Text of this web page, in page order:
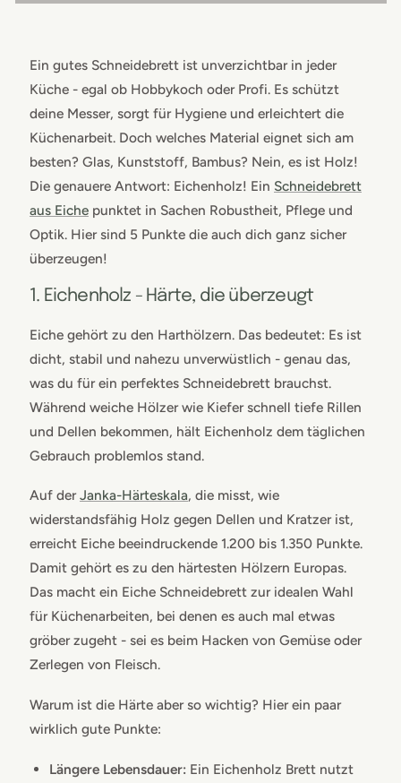
Ein gutes Schneidebrett ist unverzichtbar in jeder
Küche - egal ob Hobbykoch oder Profi. Es schützt
deine Messer, sorgt für Hygiene und erleichtert die
Küchenarbeit. Doch welches Material eignet sich am
besten? Glas, Kunststoff, Bambus? Nein, es ist Holz!
Die genauere Antwort: Eichenholz! Ein Schneidebrett
aus Eiche punktet in Sachen Robustheit, Pflege und
Optik. Hier sind 5 Punkte die auch dich ganz sicher
überzeugen!
1. Eichenholz - Härte, die überzeugt
Eiche gehört zu den Harthölzern. Das bedeutet: Es ist
dicht, stabil und nahezu unverwüstlich - genau das,
was du für ein perfektes Schneidebrett brauchst.
Während weiche Hölzer wie Kiefer schnell tiefe Rillen
und Dellen bekommen, hält Eichenholz dem täglichen
Gebrauch problemlos stand.
Auf derJanka-Härteskala, die misst, wie
widerstandsfähig Holz gegen Dellen und Kratzer ist,
erreicht Eiche beeindruckende 1.200 bis 1.350 Punkte.
Damit gehört es zu den härtesten Hölzern Europas.
Das macht ein Eiche Schneidebrett zur idealen Wahl
für Küchenarbeiten, bei denen es auch mal etwas
gröber zugeht - sei es beim Hacken von Gemüse oder
Zerlegen von Fleisch.
Warum ist die Härte aber so wichtig? Hier ein paar
wirklich gute Punkte:
Längere Lebensdauer: Ein Eichenholz Brett nutzt